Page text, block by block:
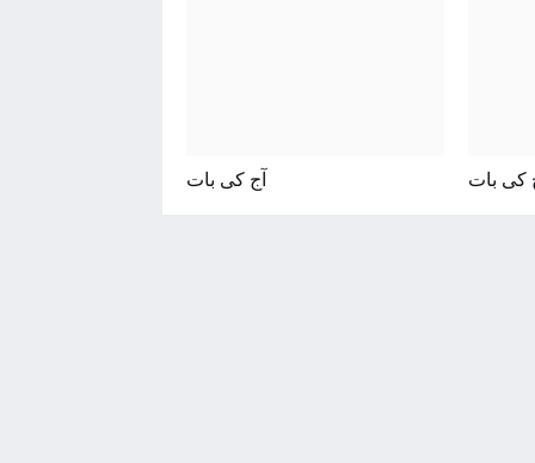
آج کی بات کی بات